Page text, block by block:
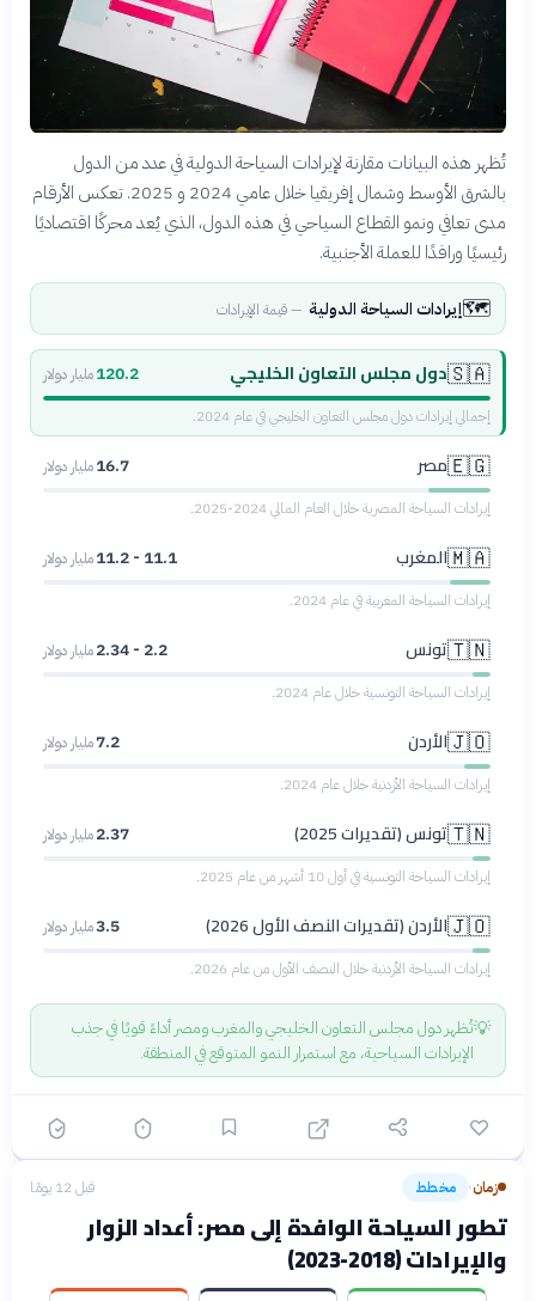
تُظهر هذه البيانات مقارنة لإيرادات السياحة الدولية في عدد من الدول
بالشرق الأوسط وشمال إفريقيا خلال عامي 2024 و 2025. تعكس الأرقام
مدى تعافي ونمو القطاع السياحي في هذه الدول، الذي يُعد محركًا اقتصاديًا
رئيسيًا ورافدًا للعملة الأجنبية.
🗺️إيرادات السياحة الدولية —قيمة الإيرادات
🇸🇦دول مجلس التعاون الخليجي 120.2مليار دولار
إجمالي إيرادات دول مجلس التعاون الخليجي في عام 2024.
🇪🇬مصر 16.7مليار دولار
إيرادات السياحة المصرية خلال العام المالي 2024-2025.
🇲🇦المغرب 11.1 - 11.2
مليار دولار
إيرادات السياحة المغربية في عام 2024.
🇹🇳تونس 2.2 - 2.34
مليار دولار
إيرادات السياحة التونسية خلال عام 2024.
🇯🇴الأردن 7.2مليار دولار
إيرادات السياحة الأردنية خلال عام 2024.
🇹🇳تونس (تقديرات 2025) 2.37مليار دولار
إيرادات السياحة التونسية في أول 10 أشهر من عام 2025.
🇯🇴الأردن (تقديرات النصف الأول 2026) 3.5مليار دولار
إيرادات السياحة الأردنية خلال النصف الأول من عام 2026.
💡تُظهر دول مجلس التعاون الخليجي والمغرب ومصر أداءً قويًا في جذب
الإيرادات السياحية، مع استمرار النمو المتوقع في المنطقة.
زمان› مخطط قبل 12 يومًا
تطور السياحة الوافدة إلى مصر: أعداد الزوار
والإيرادات (2018-2023)